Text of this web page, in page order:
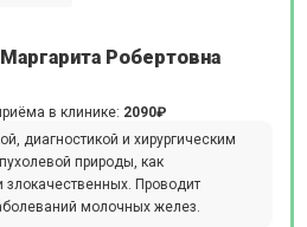
Робертовна
в клинике: 2090₽
диагностикой и хирургическим
природы, как
злокачественных. Проводит
молочных желез.